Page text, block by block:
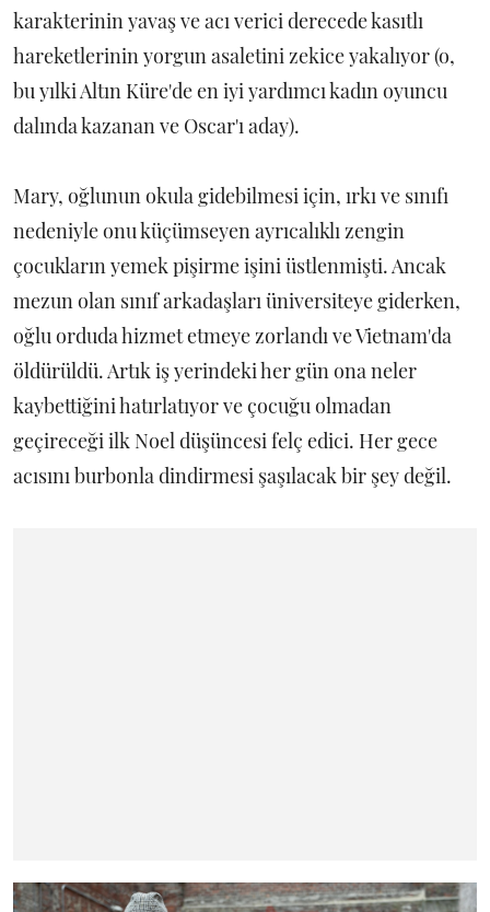
karakterinin yavaş ve acı verici derecede kasıtlı
hareketlerinin yorgun asaletini zekice yakalıyor (o,
bu yılki Altın Küre'de en iyi yardımcı kadın oyuncu
dalında kazanan ve Oscar'ı aday).
Mary, oğlunun okula gidebilmesi için, ırkı ve sınıfı
nedeniyle onu küçümseyen ayrıcalıklı zengin
çocukların yemek pişirme işini üstlenmişti. Ancak
mezun olan sınıf arkadaşları üniversiteye giderken,
oğlu orduda hizmet etmeye zorlandı ve Vietnam'da
öldürüldü. Artık iş yerindeki her gün ona neler
kaybettiğini hatırlatıyor ve çocuğu olmadan
geçireceği ilk Noel düşüncesi felç edici. Her gece
acısını burbonla dindirmesi şaşılacak bir şey değil.